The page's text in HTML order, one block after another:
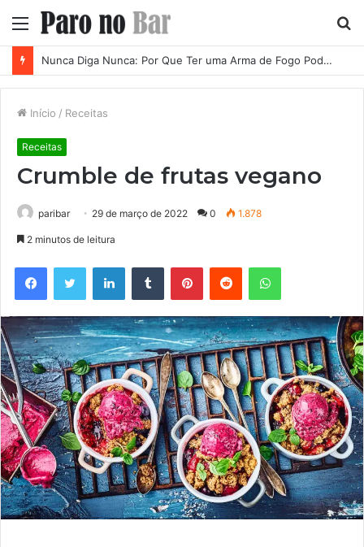
Menu
Nunca Diga Nunca: Por Que Ter uma Arma de Fogo Pode se Tornar uma Necessidade em Diferentes Momentos da Vida
Início / Receitas
Receitas
Crumble de frutas vegano
paribar 29 de março de 2022 0 1.878
2 minutos de leitura
FacebookTwitter LinkedinTumblr PinterestReddit WhatsApp